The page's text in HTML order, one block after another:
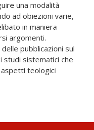
una modalità
ad obiezioni varie,
in maniera
argomenti.
pubblicazioni sul
studi sistematici che
teologici